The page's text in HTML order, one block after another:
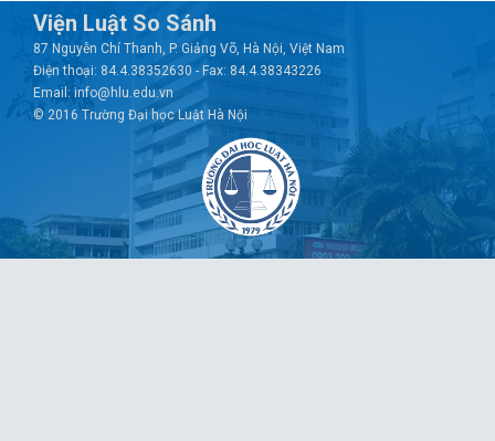
Viện Luật So Sánh
87 Nguyễn Chí Thanh, P. Giảng Võ, Hà Nội, Việt Nam
Điện thoại: 84.4.38352630 - Fax: 84.4.38343226
Email: info@hlu.edu.vn
© 2016 Trường Đại học Luật Hà Nội